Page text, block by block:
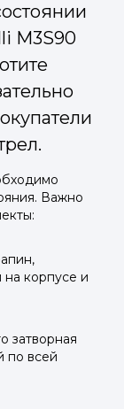
M3S90
Важно
корпусе и
затворная
по всей